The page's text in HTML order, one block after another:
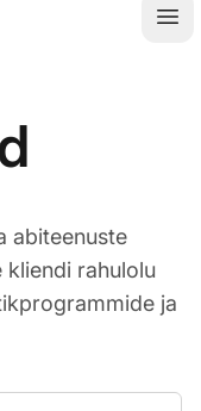
abiteenuste
rahulolu
ja